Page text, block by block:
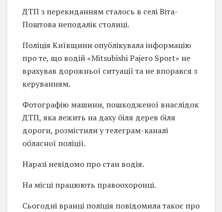
ДТП з перекиданням сталось в селі Віта-
Поштова неподалік столиці.
Поліція Київщини опублікувала інформацію
про те, що водій «Mitsubishi Pajero Sport» не
врахував дорожньої ситуації та не впорався з
керуванням.
Фотографію машини, пошкодженої внаслідок
ДТП, яка лежить на даху біля дерев біля
дороги, розмістили у телеграм-каналі
обласної поліції.
Наразі невідомо про стан водія.
На місці працюють правоохоронці.
Сьогодні вранці поліція повідомила такоє про